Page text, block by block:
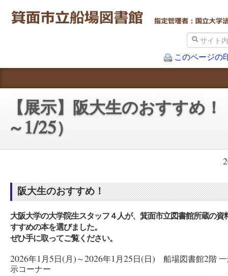
このページの
図書館をつかう
施設案内
箕面市立図書館TOP
大阪大学外国学図書館TOP
【展示】阪大生のおすすめ
～1/25）
阪大生のおすすめ！
大阪大学の大学院生スタッフ４人が、箕面市立図書館所蔵の資
すすめの本を選びました。
ぜひ手に取ってご覧ください。
2026年1月5日(月)～2026年1月25日(日) 船場図書館2階
示コーナー